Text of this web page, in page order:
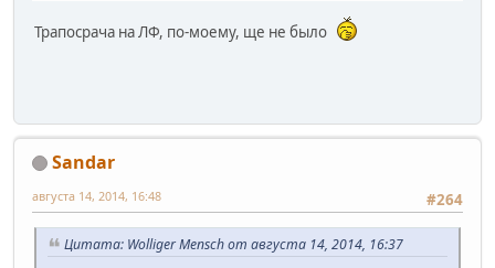
Трапосрача на ЛФ, по-моему, ще не было
Sandar
#264
августа 14, 2014, 16:48
Цитата: Wolliger Mensch от августа 14, 2014, 16:37